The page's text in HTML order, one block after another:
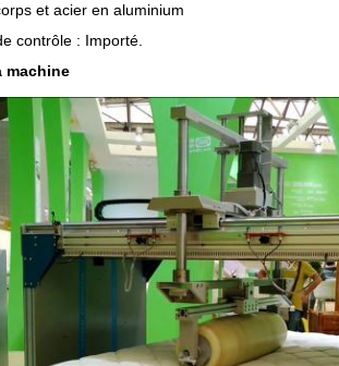
et acier en aluminium
contrôle : Importé.
machine